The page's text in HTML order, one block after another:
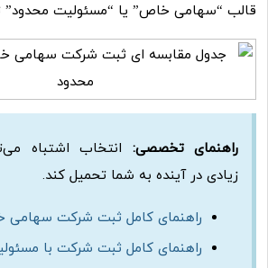
قالب “سهامی خاص” یا “مسئولیت
راهنمای تخصصی: انتخاب اشتباه
زیادی در آینده به شما تحمیل کند.
راهنمای کامل ثبت شرکت
راهنمای کامل ثبت شرکت با